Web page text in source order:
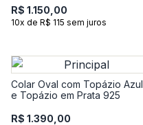
R$ 1.150,00
10x de R$ 115 sem juros
Colar Oval com Topázio Azul
e Topázio em Prata 925
R$ 1.390,00